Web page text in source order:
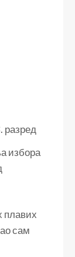
разред
избора
плавих
сам